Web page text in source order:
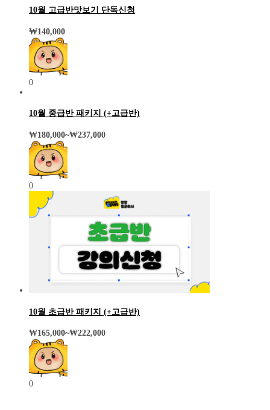
10월 초급반 패키지 (+고급반)
₩165,000~₩222,000
0
10월 중급반 패키지 (+고급반)
₩180,000~₩237,000
0
10월 고급반맛보기 단독신청
₩140,000
0